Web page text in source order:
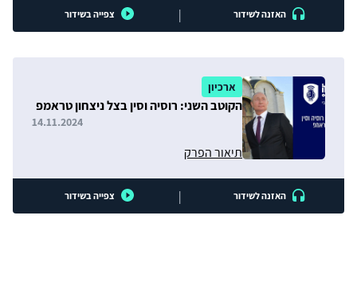
האזנה לשידור | צפייה בשידור
ארכיון
הקוטב השני: רוסיה וסין בצל ניצחון טראמפ
תיאור הפרק
14.11.2024
האזנה לשידור | צפייה בשידור